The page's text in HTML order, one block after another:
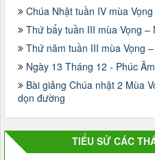
Chúa Nhật tuần IV mùa Vọng
Thứ bẩy tuần III mùa Vọng –
Thứ năm tuần III mùa Vọng
Ngày 13 Tháng 12 - Phúc
Bài giảng Chúa nhật 2 Mùa
dọn đường
TIỂU SỬ CÁC